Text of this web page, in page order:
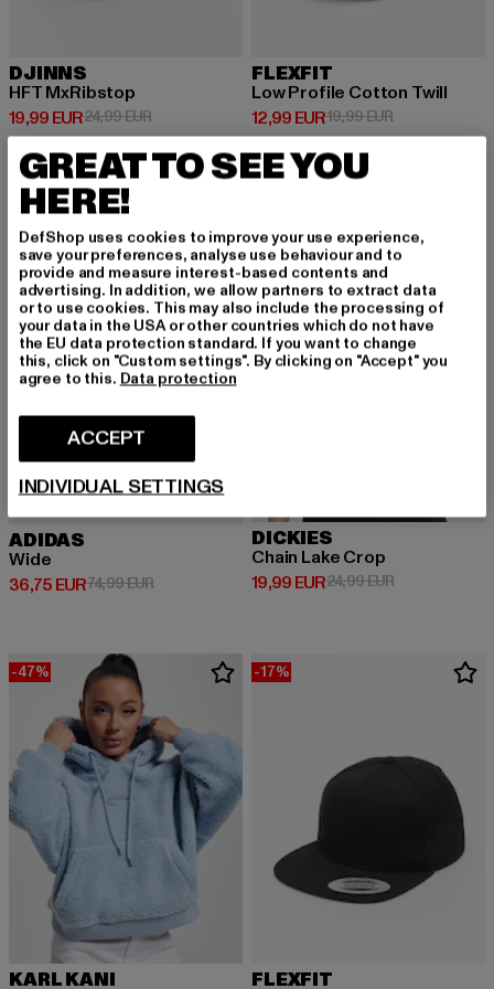
DJINNS
HFT MxRibstop
19,99 EUR
Prix courant: 19,99 EUR
24,99 EURPrix en promotion: 24,99 EUR
FLEXFIT
Low Profile Cotton Twill
12,99 EUR
Prix courant: 12,99 EUR
19,99 EURPrix en
-51%
ADIDAS
Wide
36,75 EUR
Prix courant: 36,75 EUR
74,99 EURPrix en promotion: 74,99 EUR
DICKIES
Chain Lake Crop
19,99 EUR
Prix courant: 19,99 EUR
24,99 EURPrix en
-47%
KARL KANI
-17%
FLEXFIT
GREAT TO SEE YOU
HERE!
DefShop uses cookies to improve your use experience,
save your preferences, analyse use behaviour and to
provide and measure interest-based contents and
advertising. In addition, we allow partners to extract data
or to use cookies. This may also include the processing of
your data in the USA or other countries which do not have
the EU data protection standard. If you want to change
this, click on "Custom settings". By clicking on "Accept" you
agree to this. Data protection
ACCEPT
INDIVIDUAL SETTINGS